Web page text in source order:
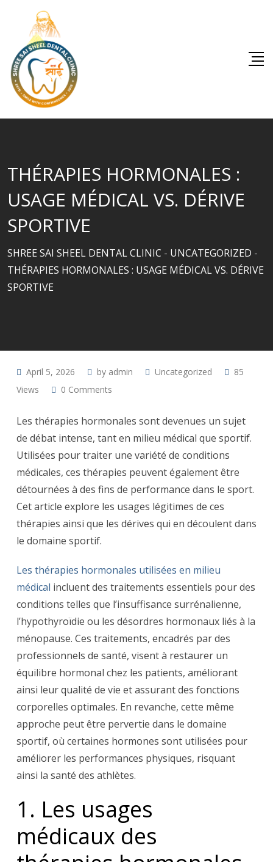
content
THÉRAPIES HORMONALES :
USAGE MÉDICAL VS. DÉRIVE
SPORTIVE
SHREE SAI SHEEL DENTAL CLINIC - UNCATEGORIZED -
THÉRAPIES HORMONALES : USAGE MÉDICAL VS. DÉRIVE
SPORTIVE
April 5, 2026 by admin Uncategorized
85
Views
0 Comments
Les thérapies hormonales sont devenues un sujet
de débat intense, tant en milieu médical que sportif.
Utilisées pour traiter une variété de conditions
médicales, ces thérapies peuvent également être
détournées à des fins de performance dans le sport.
Cet article explore les usages légitimes de ces
thérapies ainsi que les dérives qui en découlent dans
le domaine sportif.
Les thérapies hormonales utilisées en milieu
médical incluent des traitements essentiels pour des
conditions telles que l’insuffisance surrénalienne,
l’hypothyroïdie ou les désordres hormonaux liés à la
ménopause. Ces traitements, encadrés par des
professionnels de santé, visent à restaurer un
équilibre hormonal chez les patients, améliorant
ainsi leur qualité de vie et assurant des fonctions
corporelles optimales. En revanche, cette même
approche peut être pervertie dans le domaine
sportif, où certaines hormones sont utilisées pour
améliorer les performances physiques, risquant
ainsi la santé des athlètes.
1. Les usages
médicaux des